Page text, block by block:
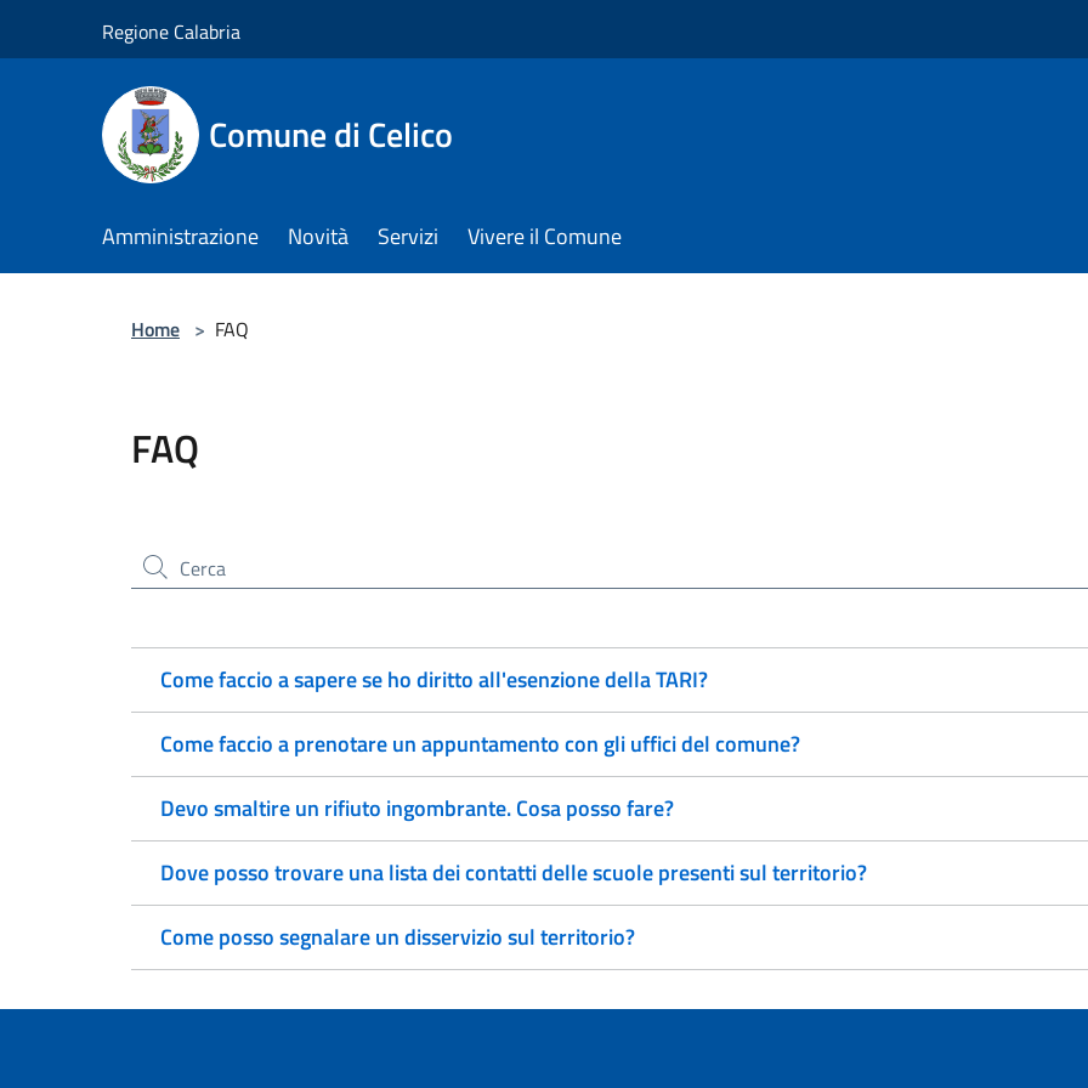
Regione Calabria
Comune di Celico
Amministrazione Novità Servizi Vivere il Comune
Home > FAQ
FAQ
Cerca nel sito
Come faccio a sapere se ho diritto all'esenzione della TARI?
Come faccio a prenotare un appuntamento con gli uffici del comune?
Devo smaltire un rifiuto ingombrante. Cosa posso fare?
Dove posso trovare una lista dei contatti delle scuole presenti sul territorio?
Come posso segnalare un disservizio sul territorio?